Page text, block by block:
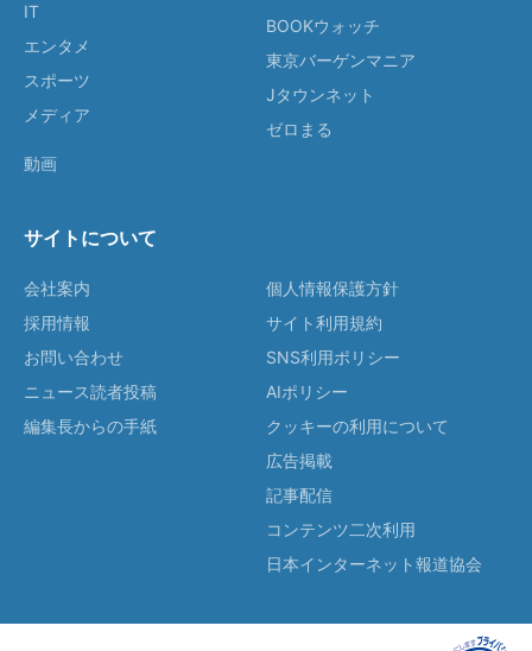
IT
エンタメ
スポーツ
メディア
動画
BOOKウォッチ
東京バーゲンマニア
Jタウンネット
ゼロまる
サイトについて
会社案内
採用情報
お問い合わせ
ニュース読者投稿
編集長からの手紙
個人情報保護方針
サイト利用規約
SNS利用ポリシー
AIポリシー
クッキーの利用について
広告掲載
記事配信
コンテンツ二次利用
日本インターネット報道協会